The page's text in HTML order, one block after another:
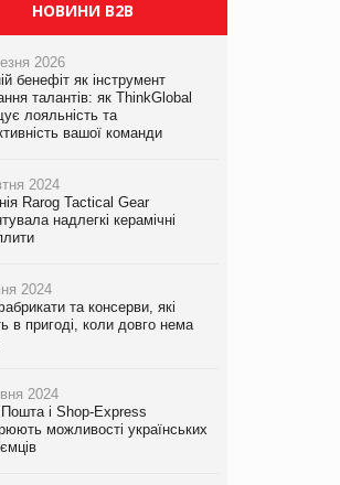
НОВИНИ B2B
2026
бенефіт як інструмент
талантів: як ThinkGlobal
лояльність та
вашої команди
2024
Rarog Tactical Gear
надлегкі керамічні
2024
та консерви, які
в пригоді, коли довго нема
2024
і Shop-Express
можливості українських